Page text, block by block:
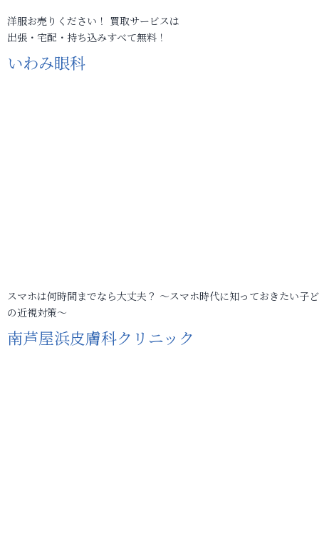
洋服お売りください！ 買取サービスは
出張・宅配・持ち込みすべて無料！
いわみ眼科
スマホは何時間までなら大丈夫？ ～スマホ時代に知っておきたい子
の近視対策～
南芦屋浜皮膚科クリニック